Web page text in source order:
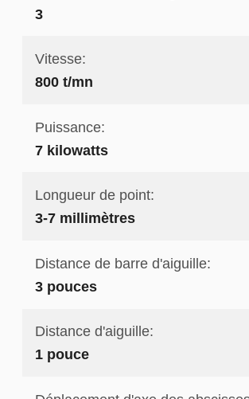
3
Vitesse:
800 t/mn
Puissance:
7 kilowatts
Longueur de point:
3-7 millimètres
Distance de barre d'aiguille:
3 pouces
Distance d'aiguille:
1 pouce